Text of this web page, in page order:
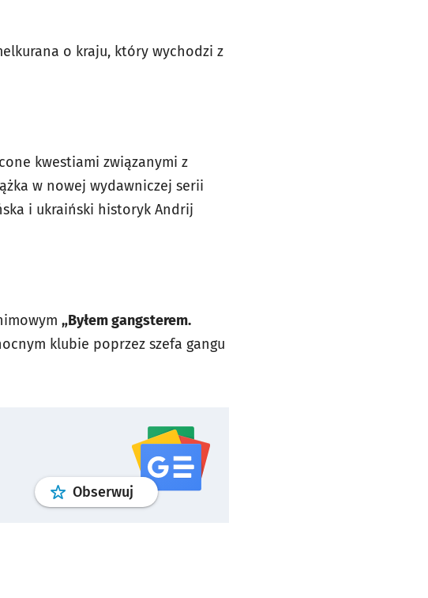
o kraju, który wychodzi z
kwestiami związanymi z
w nowej wydawniczej serii
i ukraiński historyk Andrij
„Byłem gangsterem.
klubie poprzez szefa gangu
Obserwuj profilgoogle news